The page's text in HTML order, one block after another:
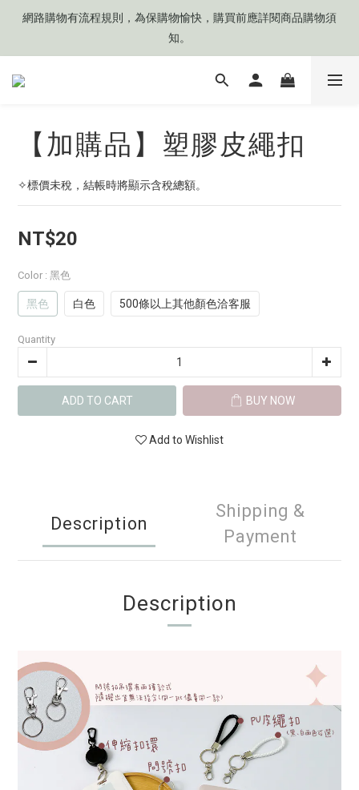
網路購物有流程規則，為保購物愉快，購買前應詳閱商品購物須
知。
網路購物有流程規則，為保購物愉快，購買前應詳閱商品購物須
知。
❤️目前來信平均'每次' 𝟯 (±𝟭)個工作天可收到回覆
🧡目前商品製作天數約 𝟳 ~ 𝟭𝟮 個工作天起
網路購物有流程規則，為保購物愉快，購買前應詳閱商品購物須
知。
【加購品】塑膠皮繩扣
✧標價未稅，結帳時將顯示含稅總額。
NT$20
Color : 黑色
黑色 白色 500條以上其他顏色洽客服
Quantity
ADD TO CART BUY NOW
Add to Wishlist
Description
Shipping &
Payment
Description